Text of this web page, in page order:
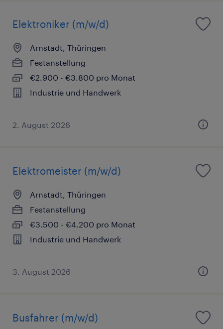
Elektroniker (m/w/d)
Arnstadt, Thüringen
Festanstellung
€2.900 - €3.800 pro Monat
Industrie und Handwerk
2. August 2026
Elektromeister (m/w/d)
Arnstadt, Thüringen
Festanstellung
€3.500 - €4.200 pro Monat
Industrie und Handwerk
3. August 2026
Busfahrer (m/w/d)